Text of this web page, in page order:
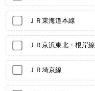
ＪＲ東海道本線
ＪＲ京浜東北・根岸線
ＪＲ埼京線